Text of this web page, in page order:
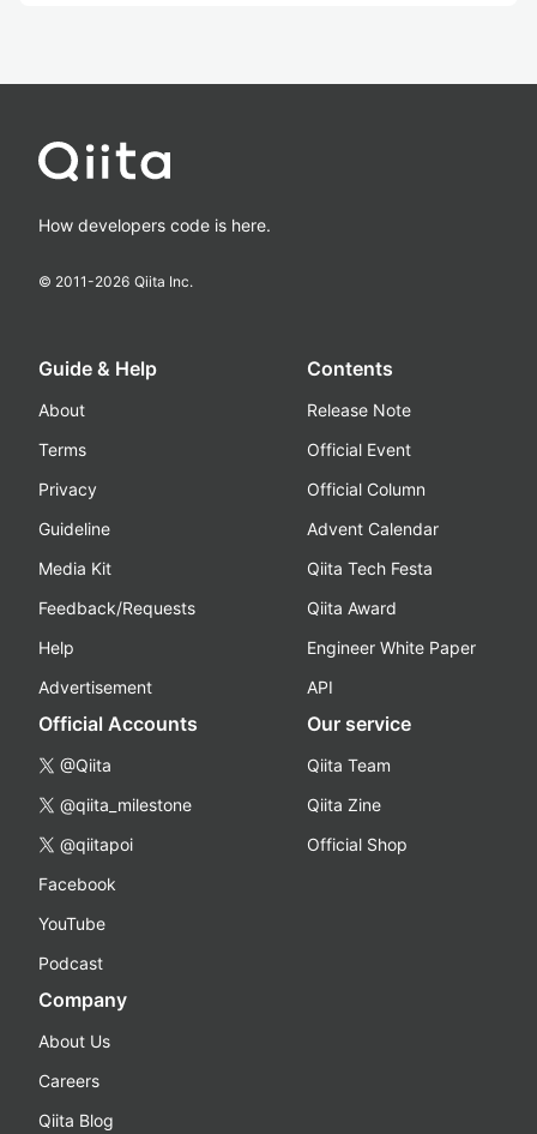
How developers code is here.
© 2011-2026 Qiita Inc.
Guide & Help
About
Terms
Privacy
Guideline
Media Kit
Feedback/Requests
Help
Advertisement
Contents
Release Note
Official Event
Official Column
Advent Calendar
Qiita Tech Festa
Qiita Award
Engineer White Paper
API
Official Accounts
@Qiita
@qiita_milestone
@qiitapoi
Facebook
YouTube
Podcast
Our service
Qiita Team
Qiita Zine
Official Shop
Company
About Us
Careers
Qiita Blog